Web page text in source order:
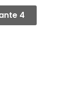
4